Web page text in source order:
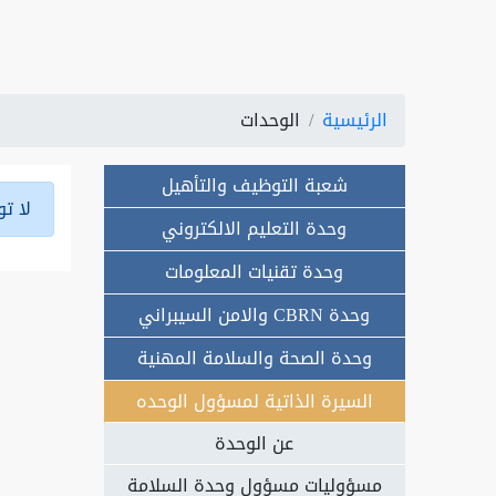
الرئيسية
الوحدات
شعبة التوظيف والتأهيل
وحدة التعليم الالكتروني
وحدة تقنيات المعلومات
وحدة CBRN والامن السيبراني
وحدة الصحة والسلامة المهنية
السيرة الذاتية لمسؤول الوحده
عن الوحدة
مسؤوليات مسؤول وحدة السلامة
لا